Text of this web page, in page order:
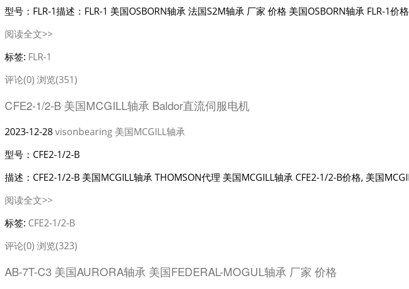
型号：FLR-1描述：FLR-1 美国OSBORN轴承 法国S2M轴承 厂家 价格 美国OSBORN轴承 FLR-1价
阅读全文>>
标签: FLR-1
评论(0) 浏览(351)
CFE2-1/2-B 美国MCGILL轴承 Baldor直流伺服电机
2023-12-28visonbearing 美国MCGILL轴承
型号：CFE2-1/2-B
描述：CFE2-1/2-B 美国MCGILL轴承 THOMSON代理 美国MCGILL轴承 CFE2-1/2-B价格, 美国
阅读全文>>
标签: CFE2-1/2-B
评论(0) 浏览(323)
AB-7T-C3 美国AURORA轴承 美国FEDERAL-MOGUL轴承 厂家 价格